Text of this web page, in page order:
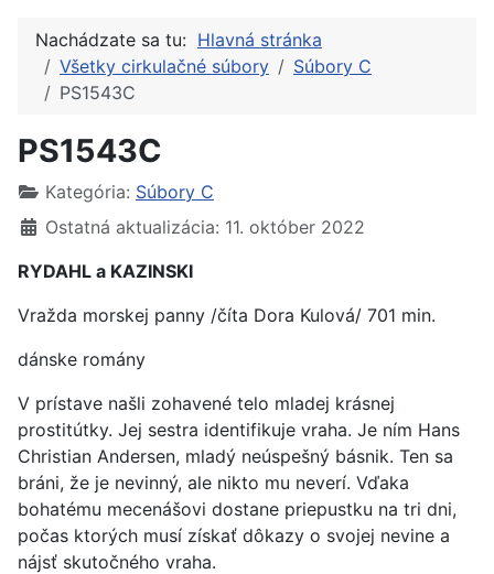
Nachádzate sa tu: Hlavná stránka
Všetky cirkulačné súbory
Súbory C
PS1543C
PS1543C
Kategória: Súbory C
Ostatná aktualizácia: 11. október 2022
RYDAHL a KAZINSKI
Vražda morskej panny /číta Dora Kulová/ 701 min.
dánske romány
V prístave našli zohavené telo mladej krásnej
prostitútky. Jej sestra identifikuje vraha. Je ním Hans
Christian Andersen, mladý neúspešný básnik. Ten sa
bráni, že je nevinný, ale nikto mu neverí. Vďaka
bohatému mecenášovi dostane priepustku na tri dni,
počas ktorých musí získať dôkazy o svojej nevine a
nájsť skutočného vraha.